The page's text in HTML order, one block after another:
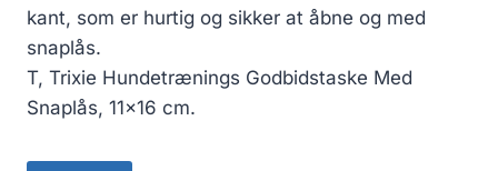
kant, som er hurtig og sikker at åbne og med
snaplås.
T, Trixie Hundetrænings Godbidstaske Med
Snaplås, 11×16 cm.